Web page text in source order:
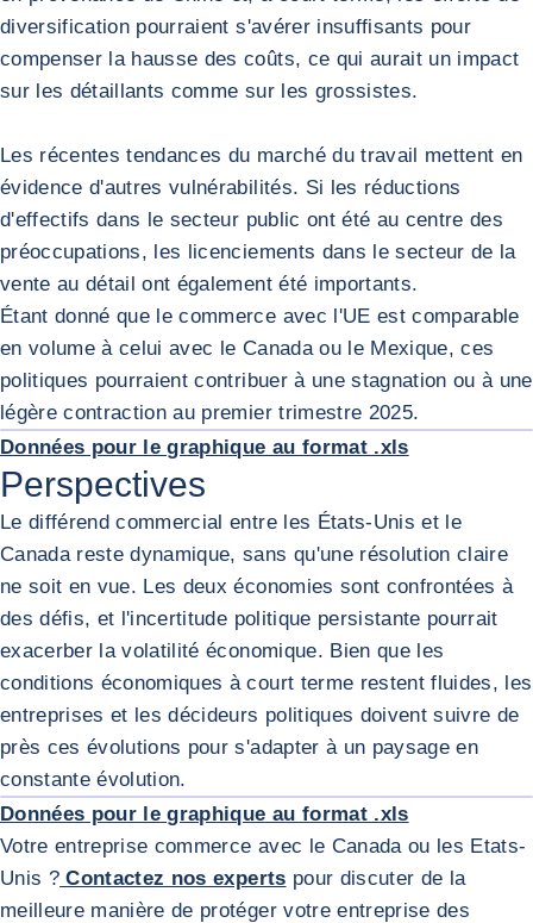
diversification pourraient s'avérer insuffisants pour
compenser la hausse des coûts, ce qui aurait un impact
sur les détaillants comme sur les grossistes.
Les récentes tendances du marché du travail mettent en
évidence d'autres vulnérabilités. Si les réductions
d'effectifs dans le secteur public ont été au centre des
préoccupations, les licenciements dans le secteur de la
vente au détail ont également été importants.
Étant donné que le commerce avec l'UE est comparable
en volume à celui avec le Canada ou le Mexique, ces
politiques pourraient contribuer à une stagnation ou à une
légère contraction au premier trimestre 2025.
Données pour le graphique au format .xls
Perspectives
Le différend commercial entre les États-Unis et le
Canada reste dynamique, sans qu'une résolution claire
ne soit en vue. Les deux économies sont confrontées à
des défis, et l'incertitude politique persistante pourrait
exacerber la volatilité économique. Bien que les
conditions économiques à court terme restent fluides, les
entreprises et les décideurs politiques doivent suivre de
près ces évolutions pour s'adapter à un paysage en
constante évolution.
Données pour le graphique au format .xls
Votre entreprise commerce avec le Canada ou les Etats-
Unis ? Contactez nos experts pour discuter de la
meilleure manière de protéger votre entreprise des